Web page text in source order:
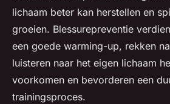
lichaam beter kan herstellen en
groeien. Blessurepreventie
een goede warming-up, rekken
luisteren naar het eigen lichaam
voorkomen en bevorderen een
trainingsproces.